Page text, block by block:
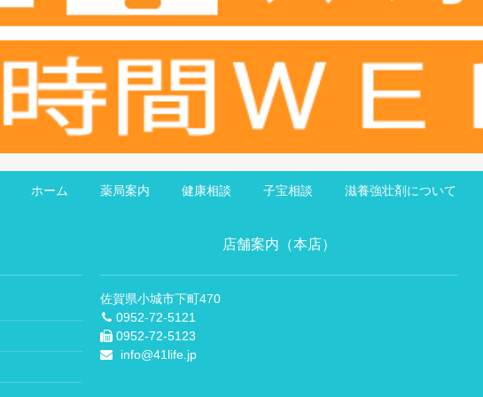
ホーム 薬局案内 健康相談 子宝相談 滋養強壮剤について
店舗案内（本店）
佐賀県小城市下町470
0952-72-5121
0952-72-5123
info@41life.jp